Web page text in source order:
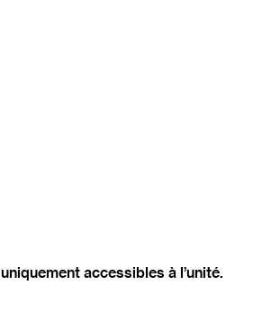
accessibles à l’unité.